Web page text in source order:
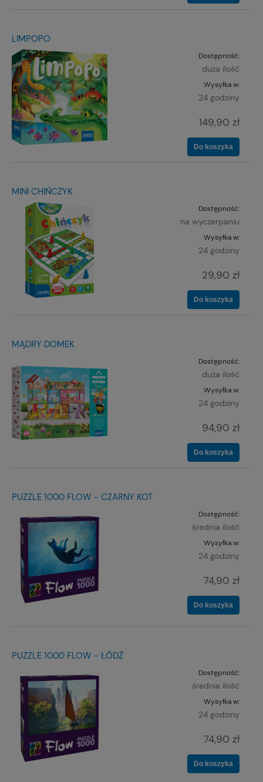
LIMPOPO
Dostępność:
duża ilość
Wysyłka w:
24 godziny
149,90 zł
Do koszyka
MINI CHIŃCZYK
Dostępność:
na wyczerpaniu
Wysyłka w:
24 godziny
29,90 zł
Do koszyka
MĄDRY DOMEK
Dostępność:
duża ilość
Wysyłka w:
24 godziny
94,90 zł
Do koszyka
PUZZLE 1000 FLOW - CZARNY KOT
Dostępność:
średnia ilość
Wysyłka w:
24 godziny
74,90 zł
Do koszyka
PUZZLE 1000 FLOW - ŁÓDŹ
Dostępność:
średnia ilość
Wysyłka w:
24 godziny
74,90 zł
Do koszyka